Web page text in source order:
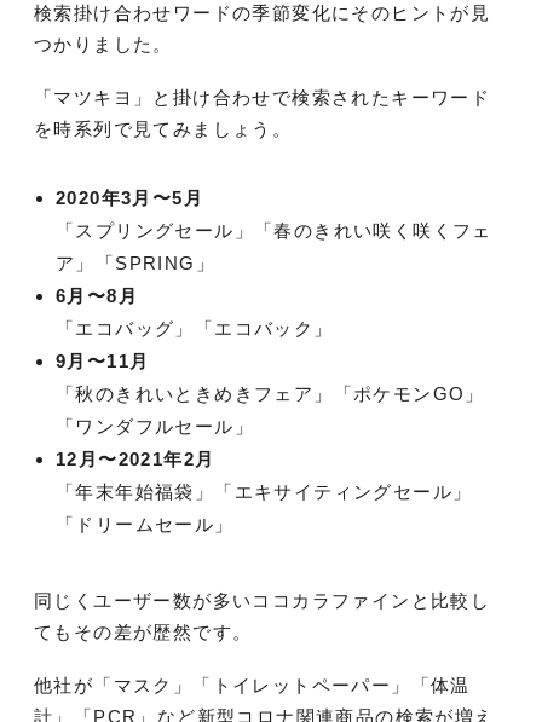
検索掛け合わせワードの季節変化にそのヒントが見
つかりました。
「マツキヨ」と掛け合わせで検索されたキーワード
を時系列で見てみましょう。
2020年3月〜5月
「スプリングセール」「春のきれい咲く咲くフェ
ア」「SPRING」
6月〜8月
「エコバッグ」「エコバック」
9月〜11月
「秋のきれいときめきフェア」「ポケモンGO」
「ワンダフルセール」
12月〜2021年2月
「年末年始福袋」「エキサイティングセール」
「ドリームセール」
同じくユーザー数が多いココカラファインと比較し
てもその差が歴然です。
他社が「マスク」「トイレットペーパー」「体温
計」「PCR」など新型コロナ関連商品の検索が増え